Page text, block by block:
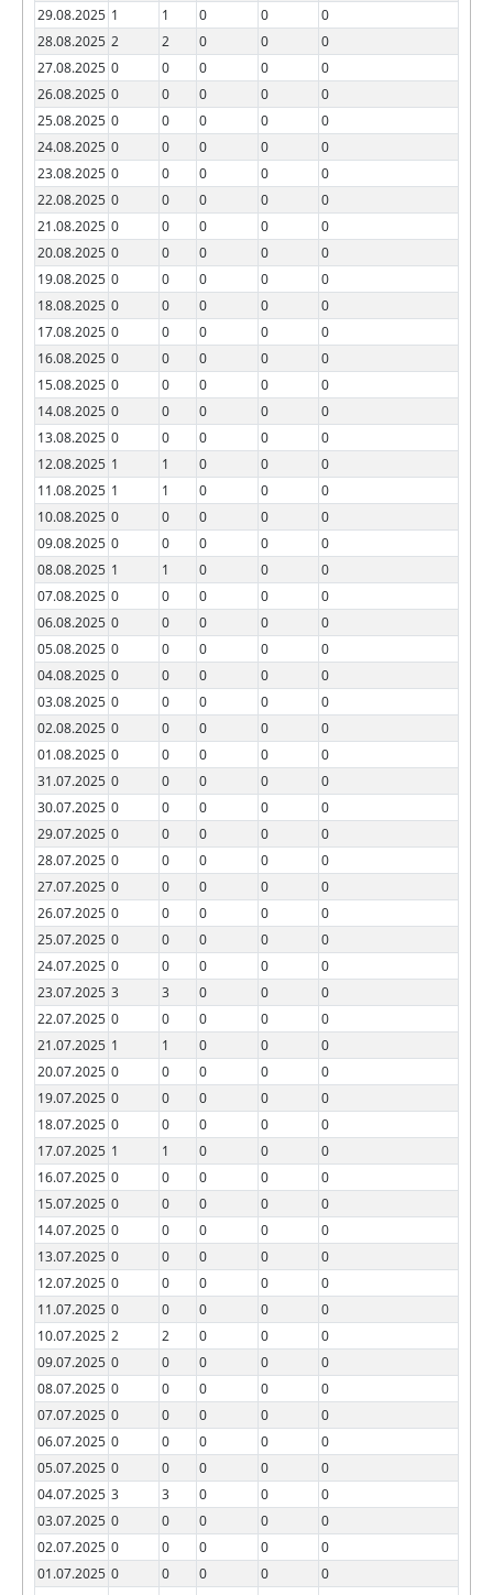
29.08.2025 1 1 0 0
0
28.08.2025 2 2 0 0
0
27.08.2025 0 0 0 0
0
26.08.2025 0 0 0 0
0
25.08.2025 0 0 0 0
0
24.08.2025 0 0 0 0
0
23.08.2025 0 0 0 0
0
22.08.2025 0 0 0 0
0
21.08.2025 0 0 0 0
0
20.08.2025 0 0 0 0
0
19.08.2025 0 0 0 0
0
18.08.2025 0 0 0 0
0
17.08.2025 0 0 0 0
0
16.08.2025 0 0 0 0
0
15.08.2025 0 0 0 0
0
14.08.2025 0 0 0 0
0
13.08.2025 0 0 0 0
0
12.08.2025 1 1 0 0
0
11.08.2025 1 1 0 0
0
10.08.2025 0 0 0 0
0
09.08.2025 0 0 0 0
0
08.08.2025 1 1 0 0
0
07.08.2025 0 0 0 0
0
06.08.2025 0 0 0 0
0
05.08.2025 0 0 0 0
0
04.08.2025 0 0 0 0
0
03.08.2025 0 0 0 0
0
02.08.2025 0 0 0 0
0
01.08.2025 0 0 0 0
0
31.07.2025 0 0 0 0
0
30.07.2025 0 0 0 0
0
29.07.2025 0 0 0 0
0
28.07.2025 0 0 0 0
0
27.07.2025 0 0 0 0
0
26.07.2025 0 0 0 0
0
25.07.2025 0 0 0 0
0
24.07.2025 0 0 0 0
0
23.07.2025 3 3 0 0
0
22.07.2025 0 0 0 0
0
21.07.2025 1 1 0 0
0
20.07.2025 0 0 0 0
0
19.07.2025 0 0 0 0
0
18.07.2025 0 0 0 0
0
17.07.2025 1 1 0 0
0
16.07.2025 0 0 0 0
0
15.07.2025 0 0 0 0
0
14.07.2025 0 0 0 0
0
13.07.2025 0 0 0 0
0
12.07.2025 0 0 0 0
0
11.07.2025 0 0 0 0
0
10.07.2025 2 2 0 0
0
09.07.2025 0 0 0 0
0
08.07.2025 0 0 0 0
0
07.07.2025 0 0 0 0
0
06.07.2025 0 0 0 0
0
05.07.2025 0 0 0 0
0
04.07.2025 3 3 0 0
0
03.07.2025 0 0 0 0
0
02.07.2025 0 0 0 0
0
01.07.2025 0 0 0 0
0